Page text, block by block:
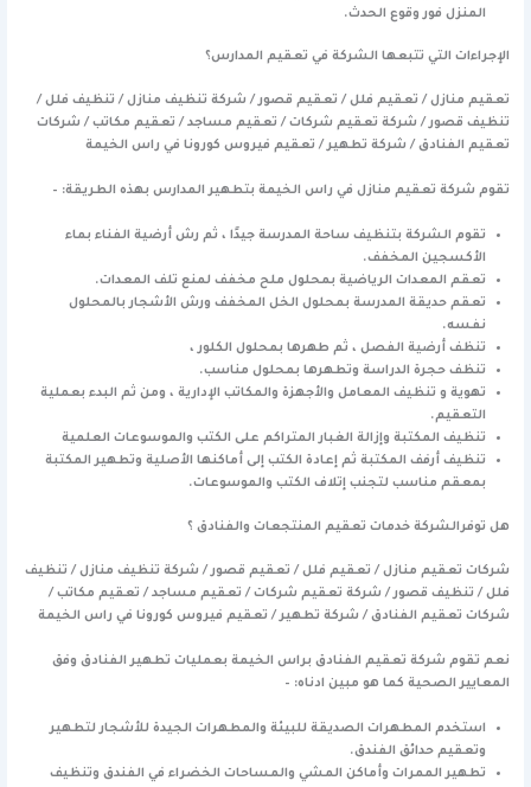
المنزل فور وقوع الحدث.
الإجراءات التي تتبعها الشركة في تعقيم المدارس؟
تعقيم منازل / تعقيم فلل / تعقيم قصور / شركة تنظيف منازل / تنظيف فلل /
تنظيف قصور / شركة تعقيم شركات / تعقيم مساجد / تعقيم مكاتب / شركات
تعقيم الفنادق / شركة تطهير / تعقيم فيروس كورونا في راس الخيمة
تقوم شركة تعقيم منازل في راس الخيمة بتطهير المدارس بهذه الطريقة: –
تقوم الشركة بتنظيف ساحة المدرسة جيدًا ، ثم رش أرضية الفناء بماء
الأكسجين المخفف.
تعقم المعدات الرياضية بمحلول ملح مخفف لمنع تلف المعدات.
تعقم حديقة المدرسة بمحلول الخل المخفف ورش الأشجار بالمحلول
نفسه.
تنظف أرضية الفصل ، ثم طهرها بمحلول الكلور ،
تنظف حجرة الدراسة وتطهرها بمحلول مناسب.
تهوية و تنظيف المعامل والأجهزة والمكاتب الإدارية ، ومن ثم البدء بعملية
التعقيم.
تنظيف المكتبة وإزالة الغبار المتراكم على الكتب والموسوعات العلمية
تنظيف أرفف المكتبة ثم إعادة الكتب إلى أماكنها الأصلية وتطهير المكتبة
بمعقم مناسب لتجنب إتلاف الكتب والموسوعات.
هل توفرالشركة خدمات تعقيم المنتجعات والفنادق ؟
شركات تعقيم منازل / تعقيم فلل / تعقيم قصور / شركة تنظيف منازل / تنظيف
فلل / تنظيف قصور / شركة تعقيم شركات / تعقيم مساجد / تعقيم مكاتب /
شركات تعقيم الفنادق / شركة تطهير / تعقيم فيروس كورونا في راس الخيمة
نعم تقوم شركة تعقيم الفنادق براس الخيمة بعمليات تطهير الفنادق وفق
المعايير الصحية كما هو مبين ادناه: –
استخدم المطهرات الصديقة للبيئة والمطهرات الجيدة للأشجار لتطهير
وتعقيم حدائق الفندق.
تطهير الممرات وأماكن المشي والمساحات الخضراء في الفندق وتنظيف